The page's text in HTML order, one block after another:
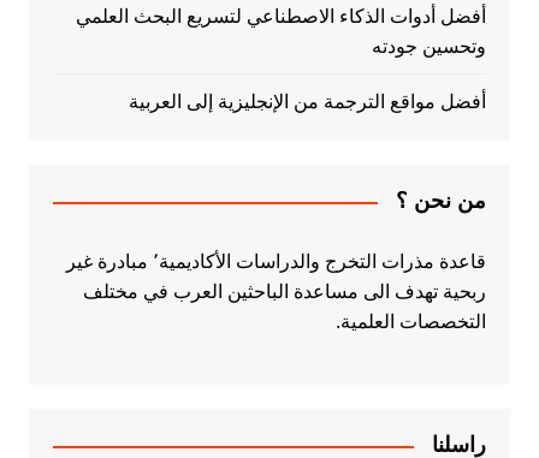
أفضل أدوات الذكاء الاصطناعي لتسريع البحث العلمي
وتحسين جودته
أفضل مواقع الترجمة من الإنجليزية إلى العربية
من نحن ؟
قاعدة مذرات التخرج والدراسات الأكاديمية٬ مبادرة غير
ربحية تهدف الى مساعدة الباحثين العرب في مختلف
التخصصات العلمية.
راسلنا